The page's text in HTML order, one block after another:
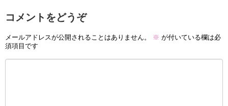
コメントをどうぞ
メールアドレスが公開されることはありません。 ※ が付いている欄は必
須項目です